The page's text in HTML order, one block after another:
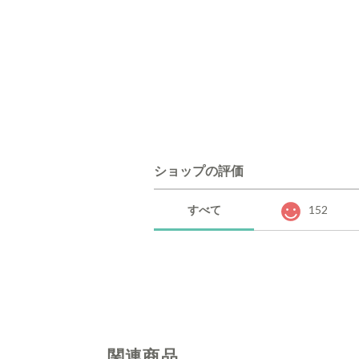
ショップの評価
すべて 152